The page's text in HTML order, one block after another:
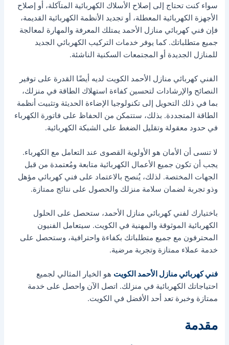
سواء كنت تحتاج إلى إصلاح الأسلاك الكهربائية المتآكلة، أو إصلاح
الأجهزة الكهربائية المعطلة، أو تجديد الأنظمة الكهربائية القديمة،
فإن فني كهربائي منازل الأحمد يمتلك المعرفة والمهارة لمعالجة
جميع متطلباتك. كما يوفر خدمات التركيب الكهربائي الجديد
للمنازل الجديدة أو المجتمعات السكنية الناشئة.
الفني كهربائي منازل الأحمد الكويت لديه أيضًا القدرة على توفير
النصائح والإرشادات لتحسين كفاءة استهلاك الطاقة في منزلك،
بما في ذلك التحويل إلى تكنولوجيا الإضاءة الحديثة وتثبيت أنظمة
الطاقة المتجددة. بذلك، ستتمكن من الحفاظ على فاتورة الكهرباء
في حدود معقولة وتقليل الضغط على الشبكة الكهربائية.
لا تنسى أن الأمان هو الأولوية القصوى عند التعامل مع الكهرباء.
يجب أن تكون جميع الأعمال الكهربائية متابعة ومُعتمدة من قبل
الجهات المختصة. لذلك، يُنصح بالاعتماد على فني كهربائي مؤهل
وذو تجربة لضمان سلامة منزلك والحصول على نتائج ممتازة.
باختيارك لفني كهربائي منازل الأحمد، ستحصل على الحلول
الكهربائية الموثوقة والمهنية في الكويت. سيتعامل الفنيون
المحترفون مع جميع متطلباتك بكفاءة واحترافية، وستحصل على
خدمة عملاء ممتازة وتجربة مرضية.
فني كهربائي منازل الأحمد الكويت هو الخيار المثالي لجميع
احتياجاتك الكهربائية في منزلك. اتصل الآن واحصل على خدمة
ممتازة وخبرة تعد أحد الأفضل في الكويت.
مقدمة